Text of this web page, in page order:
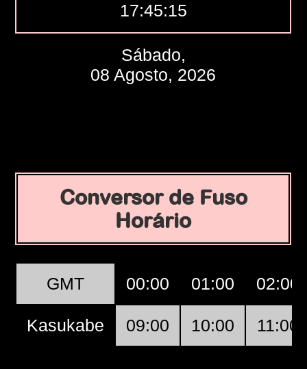
17:45:16
Sábado,
08 Agosto, 2026
Conversor de Fuso
Horário
GMT 00:00 01:00 02:00
Kasukabe 09:00 10:00 11:00